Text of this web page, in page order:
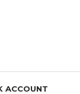
ACCOUNT